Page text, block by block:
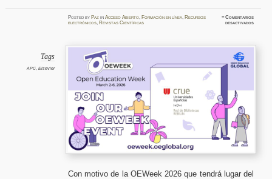
Postedby Paz inAcceso Abierto, Formación en línea, Recursos
electrónicos, Revistas Científicas
≈Comentarios
desactivadosen
con
Tags
APC, Elsevier
Con motivo de la OEWeek 2026 que tendrá lugar del